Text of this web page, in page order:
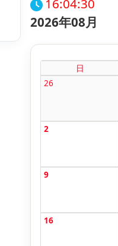
2026年08月
日
26
2
9
16